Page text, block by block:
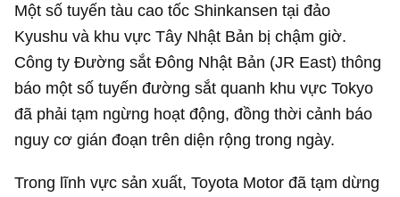
Một số tuyến tàu cao tốc Shinkansen tại đảo
Kyushu và khu vực Tây Nhật Bản bị chậm giờ.
Công ty Đường sắt Đông Nhật Bản (JR East) thông
báo một số tuyến đường sắt quanh khu vực Tokyo
đã phải tạm ngừng hoạt động, đồng thời cảnh báo
nguy cơ gián đoạn trên diện rộng trong ngày.
Trong lĩnh vực sản xuất, Toyota Motor đã tạm dừng